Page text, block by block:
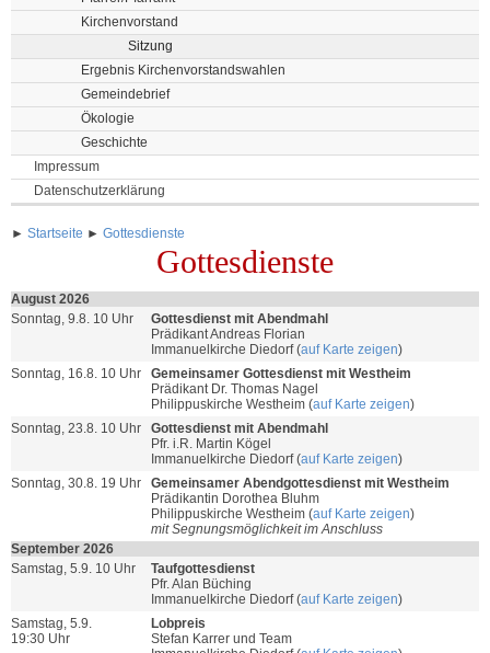
Kirchenvorstand
Sitzung
Ergebnis Kirchenvorstandswahlen
Gemeindebrief
Ökologie
Geschichte
Impressum
Datenschutzerklärung
► Startseite ► Gottesdienste
Gottesdienste
August 2026
Sonntag, 9.8. 10 Uhr
Gottesdienst mit Abendmahl
Prädikant Andreas Florian
Immanuelkirche Diedorf (auf Karte zeigen)
Sonntag, 16.8. 10 Uhr
Gemeinsamer Gottesdienst mit Westheim
Prädikant Dr. Thomas Nagel
Philippuskirche Westheim (auf Karte zeigen)
Sonntag, 23.8. 10 Uhr
Gottesdienst mit Abendmahl
Pfr. i.R. Martin Kögel
Immanuelkirche Diedorf (auf Karte zeigen)
Sonntag, 30.8. 19 Uhr
Gemeinsamer Abendgottesdienst mit Westheim
Prädikantin Dorothea Bluhm
Philippuskirche Westheim (auf Karte zeigen)
mit Segnungsmöglichkeit im Anschluss
September 2026
Samstag, 5.9. 10 Uhr
Taufgottesdienst
Pfr. Alan Büching
Immanuelkirche Diedorf (auf Karte zeigen)
Samstag, 5.9.
19:30 Uhr
Lobpreis
Stefan Karrer und Team